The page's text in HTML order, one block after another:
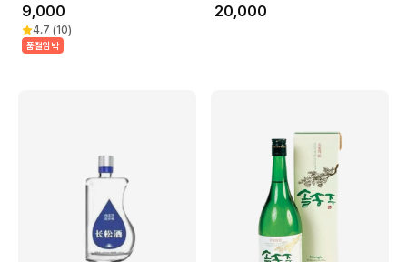
9,000
4.7 (10)
품절임박
20,000